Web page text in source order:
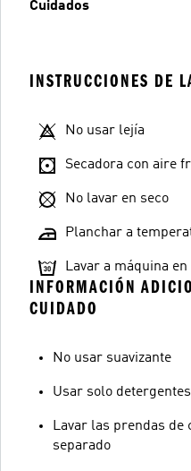
Cuidados
INSTRUCCIONES DE
No usar lejía
Secadora con aire
No lavar en seco
Planchar a
Lavar a máquina
INFORMACIÓN
CUIDADO
No usar suavizante
Usar solo
Lavar las prendas de
separado